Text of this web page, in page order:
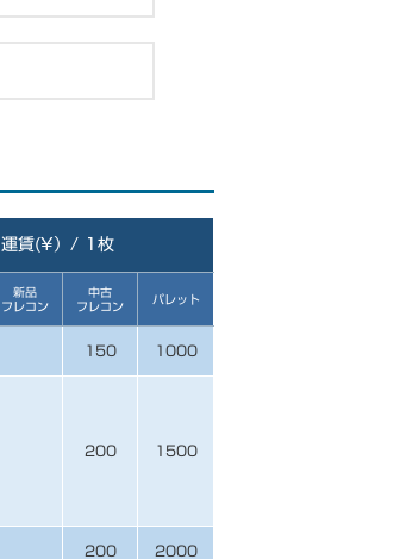
運賃(¥）/ 1枚
新品
フレコン
中古
フレコン
パレット
150 1000
200 1500
200 2000